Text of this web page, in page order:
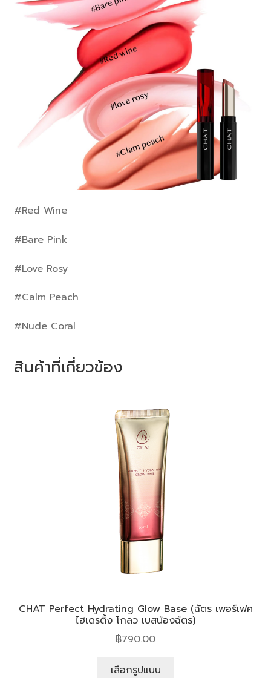
#Red Wine
#Bare Pink
#Love Rosy
#Calm Peach
#Nude Coral
สินค้าที่เกี่ยวข้อง
CHAT Perfect Hydrating Glow Base (ฉัตร เพอร์เฟค
ไฮเดรติ้ง โกลว เบสน้องฉัตร)
฿790.00
เลือกรูปแบบ